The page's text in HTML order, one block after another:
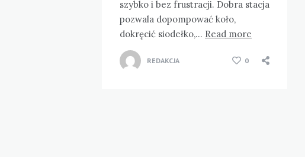
szybko i bez frustracji. Dobra stacja
pozwala dopompować koło,
dokręcić siodełko,… Read more
REDAKCJA 0